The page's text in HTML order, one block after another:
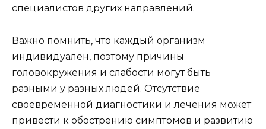
специалистов других направлений.
Важно помнить, что каждый организм
индивидуален, поэтому причины
головокружения и слабости могут быть
разными у разных людей. Отсутствие
своевременной диагностики и лечения может
привести к обострению симптомов и развитию